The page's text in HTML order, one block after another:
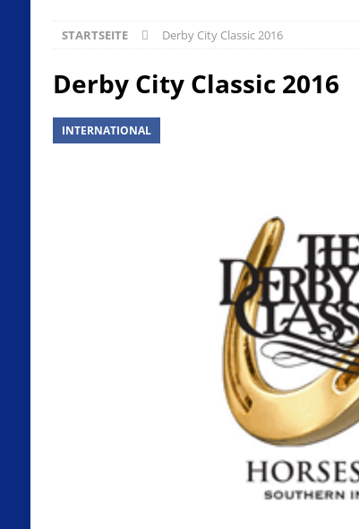
STARTSEITE Derby City Classic 2016
Derby City Classic 2016
INTERNATIONAL